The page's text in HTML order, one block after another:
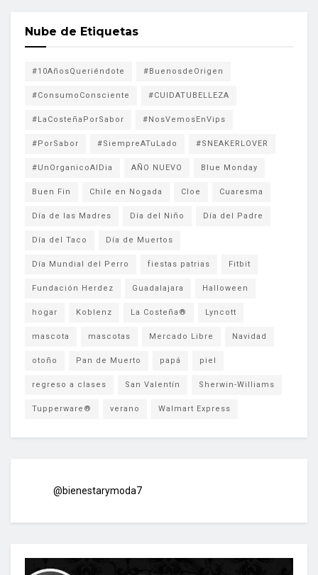
Nube de Etiquetas
#10AñosQueriéndote #BuenosdeOrigen
#ConsumoConsciente #CUIDATUBELLEZA
#LaCosteñaPorSabor #NosVemosEnVips
#PorSabor #SiempreATuLado #SNEAKERLOVER
#UnOrganicoAlDia AÑO NUEVO Blue Monday
Buen Fin Chile en Nogada Cloe Cuaresma
Día de las Madres Día del Niño Día del Padre
Día del Taco Día de Muertos
Día Mundial del Perro fiestas patrias Fitbit
Fundación Herdez Guadalajara Halloween
hogar Koblenz La Costeña® Lyncott
mascota mascotas Mercado Libre Navidad
otoño Pan de Muerto papá piel
regreso a clases San Valentín Sherwin-Williams
Tupperware® verano Walmart Express
@bienestarymoda7